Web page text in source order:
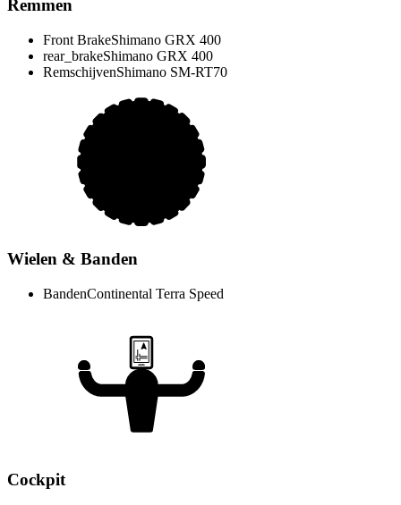
Remmen
Front BrakeShimano GRX 400
rear_brakeShimano GRX 400
RemschijvenShimano SM-RT70
Wielen & Banden
BandenContinental Terra Speed
Cockpit